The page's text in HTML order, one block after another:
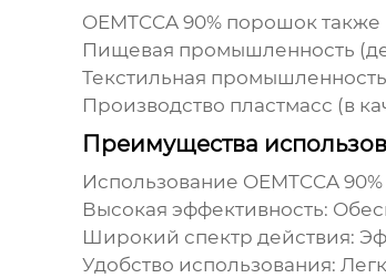
OEMTCCA 90% порошоктакже
Пищевая промышленность
Текстильная
Производство пластмасс (в
Преимущества
Использование OEMTCCA
Высокая эффективность:
Широкий спектр действия:
Удобство использования: